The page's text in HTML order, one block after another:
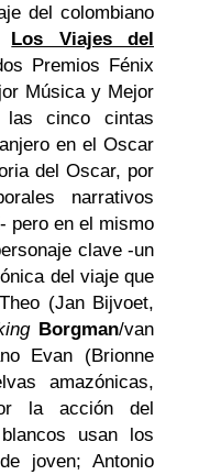
del colombiano
Los Viajes del
Premios Fénix
Música y Mejor
cinco cintas
en el Oscar
del Oscar, por
narrativos
pero en el mismo
clave -un
del viaje que
(Jan Bijvoet,
Borgman/van
Evan (Brionne
amazónicas,
la acción del
usan los
joven; Antonio